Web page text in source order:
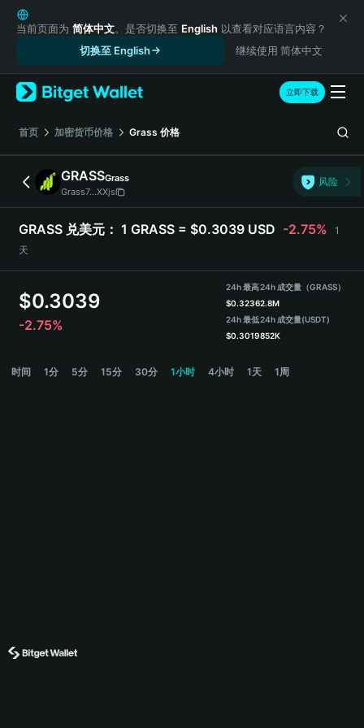
English
日本語
Русский
Español (Latinoamérica)
Türkçe
Italiano
简体中文
繁體中文
Português (Portugal)
Bahasa Indonesia
Español
当前页面为 简体中文。是否切换至 English 以查看对应语言内容？
切换至 English
继续使用 简体中文
立即下载
首页 加密货币价格 Grass 价格
GRASSGrass
Grass7...XXjs
风险
GRASS 兑美元： 1 GRASS = $0.3039 USD -2.75%
1
天
$0.3039
-2.75%
24h 最高
$0.3236
24h 最低
$0.3019
24h 成交量（GRASS）
2.8M
24h 成交量(USDT)
852K
时间 1分 5分 15分 30分 1小时 4小时 1天 1周